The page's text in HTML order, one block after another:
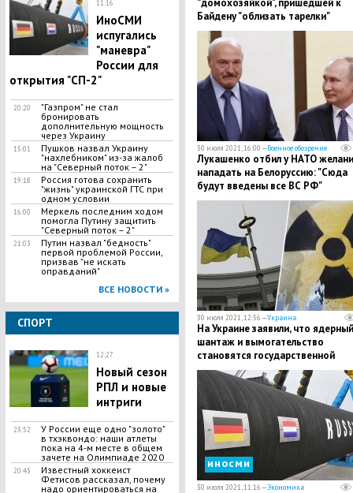
11:16
ИноСМИ
испугались
"маневра"
России для
открытия "СП-2"
20:20
"Газпром" не стал
бронировать
дополнительную мощность
через Украину
15:01
Пушков назвал Украину
"нахлебником" из-за жалоб
на "Северный поток – 2"
19:18
Россия готова сохранить
"жизнь" украинской ГТС при
одном условии
16:00
Меркель последним ходом
помогла Путину защитить
"Северный поток – 2"
21:03
Путин назвал "бедность"
первой проблемой России,
призвав "не искать
оправданий"
ВСЕ НОВОСТИ »
СПОРТ
12:27
Новый сезон
РПЛ и новые
интриги
23:52
У России еще одно "золото"
в тхэквондо: наши атлеты
пока на 4-м месте в общем
зачете на Олимпиаде 2020
20:43
Известный хоккеист
Фетисов рассказал, почему
надо ориентироваться на
"домохозяйкой", пришедшей к
Байдену "облизать тарелки"
30 июля 2021, 16:00 —Военное обозрение
Лукашенко отбил у НАТО
нападать на Белоруссию: "Сюда
будут введены все ВС РФ"
30 июля 2021, 12:56 —Украина
На Украине заявили, что ядерный
шантаж и вымогательство
становятся государственной
политикой
иносми
30 июля 2021, 11:16 —Экономика